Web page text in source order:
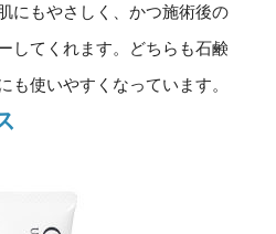
にもやさしく、かつ施術後の
してくれます。どちらも石鹸
も使いやすくなっています。